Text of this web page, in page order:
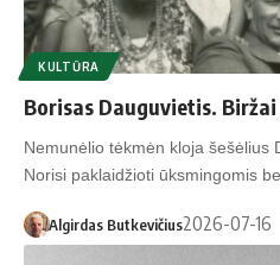
KULTŪRA
Borisas Dauguvietis.
Nemunėlio tėkmėn kloja šešėlius
Norisi paklaidžioti ūksmingomis
Algirdas Butkevičius2026-07-16